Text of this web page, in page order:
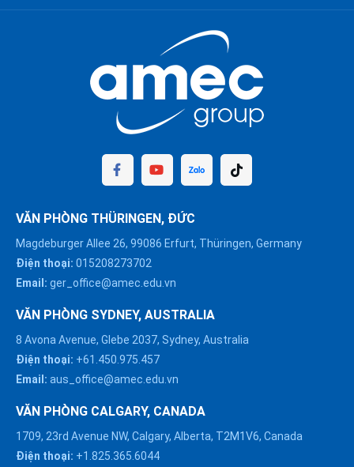
VĂN PHÒNG THÜRINGEN, ĐỨC
Magdeburger Allee 26, 99086 Erfurt, Thüringen, Germany
Điện thoại: 015208273702
Email: ger_office@amec.edu.vn
VĂN PHÒNG SYDNEY, AUSTRALIA
8 Avona Avenue, Glebe 2037, Sydney, Australia
Điện thoại: +61.450.975.457
Email: aus_office@amec.edu.vn
VĂN PHÒNG CALGARY, CANADA
1709, 23rd Avenue NW, Calgary, Alberta, T2M1V6, Canada
Điện thoại: +1.825.365.6044